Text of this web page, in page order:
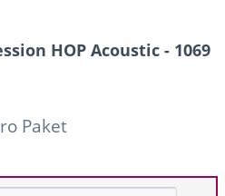
HOP Acoustic - 1069
Paket